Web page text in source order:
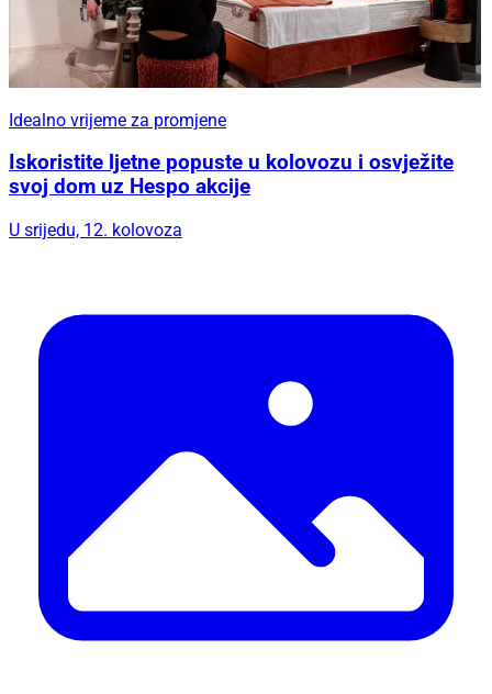
Idealno vrijeme za promjene
Iskoristite ljetne popuste u kolovozu i osvježite
svoj dom uz Hespo akcije
U srijedu, 12. kolovoza